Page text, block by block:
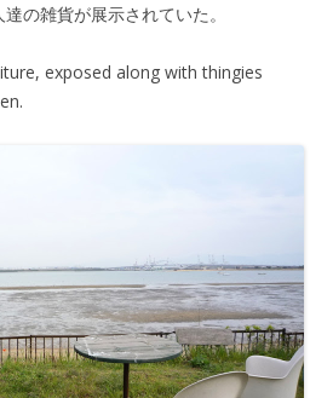
の雑貨が展示されていた。
exposed along with thingies